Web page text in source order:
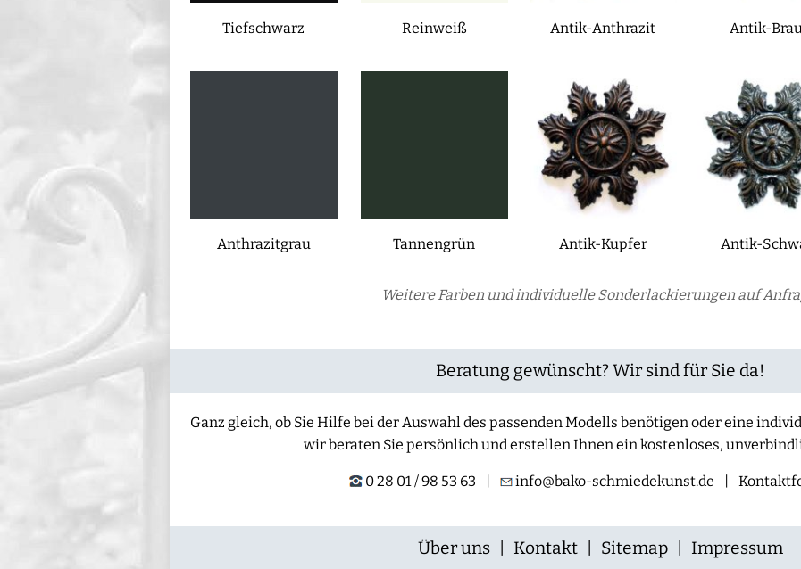
Tiefschwarz Reinweiß
Anthrazitgrau Tannengrün
Antik-Anthrazit Antik-
Antik-Kupfer Antik-
Weitere Farben und individuelle Sonderlackierungen auf
Beratung gewünscht? Wir sind für Sie da!
Ganz gleich, ob Sie Hilfe bei der Auswahl des passenden Modells benötigen oder eine
wir beraten Sie persönlich und erstellen Ihnen ein kostenloses,
0 28 01 / 98 53 63 | info@bako-schmiedekunst.de |
Über uns| Kontakt| Sitemap| Impressum